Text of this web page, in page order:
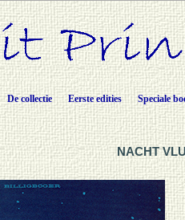
De collectie Eerste edities Speciale
NACHT